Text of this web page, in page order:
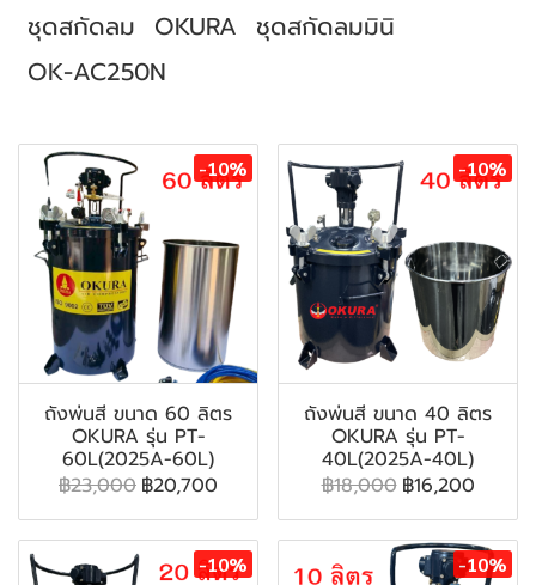
ชุดสกัดลม OKURA ชุดสกัดลมมินิ
OK-AC250N
-10%
ถังพ่นสี ขนาด 60 ลิตร
OKURA รุ่น PT-
60L(2025A-60L)
฿23,000 ฿20,700
-10%
ถังพ่นสี ขนาด 40 ลิตร
OKURA รุ่น PT-
40L(2025A-40L)
฿18,000 ฿16,200
-10% -10%